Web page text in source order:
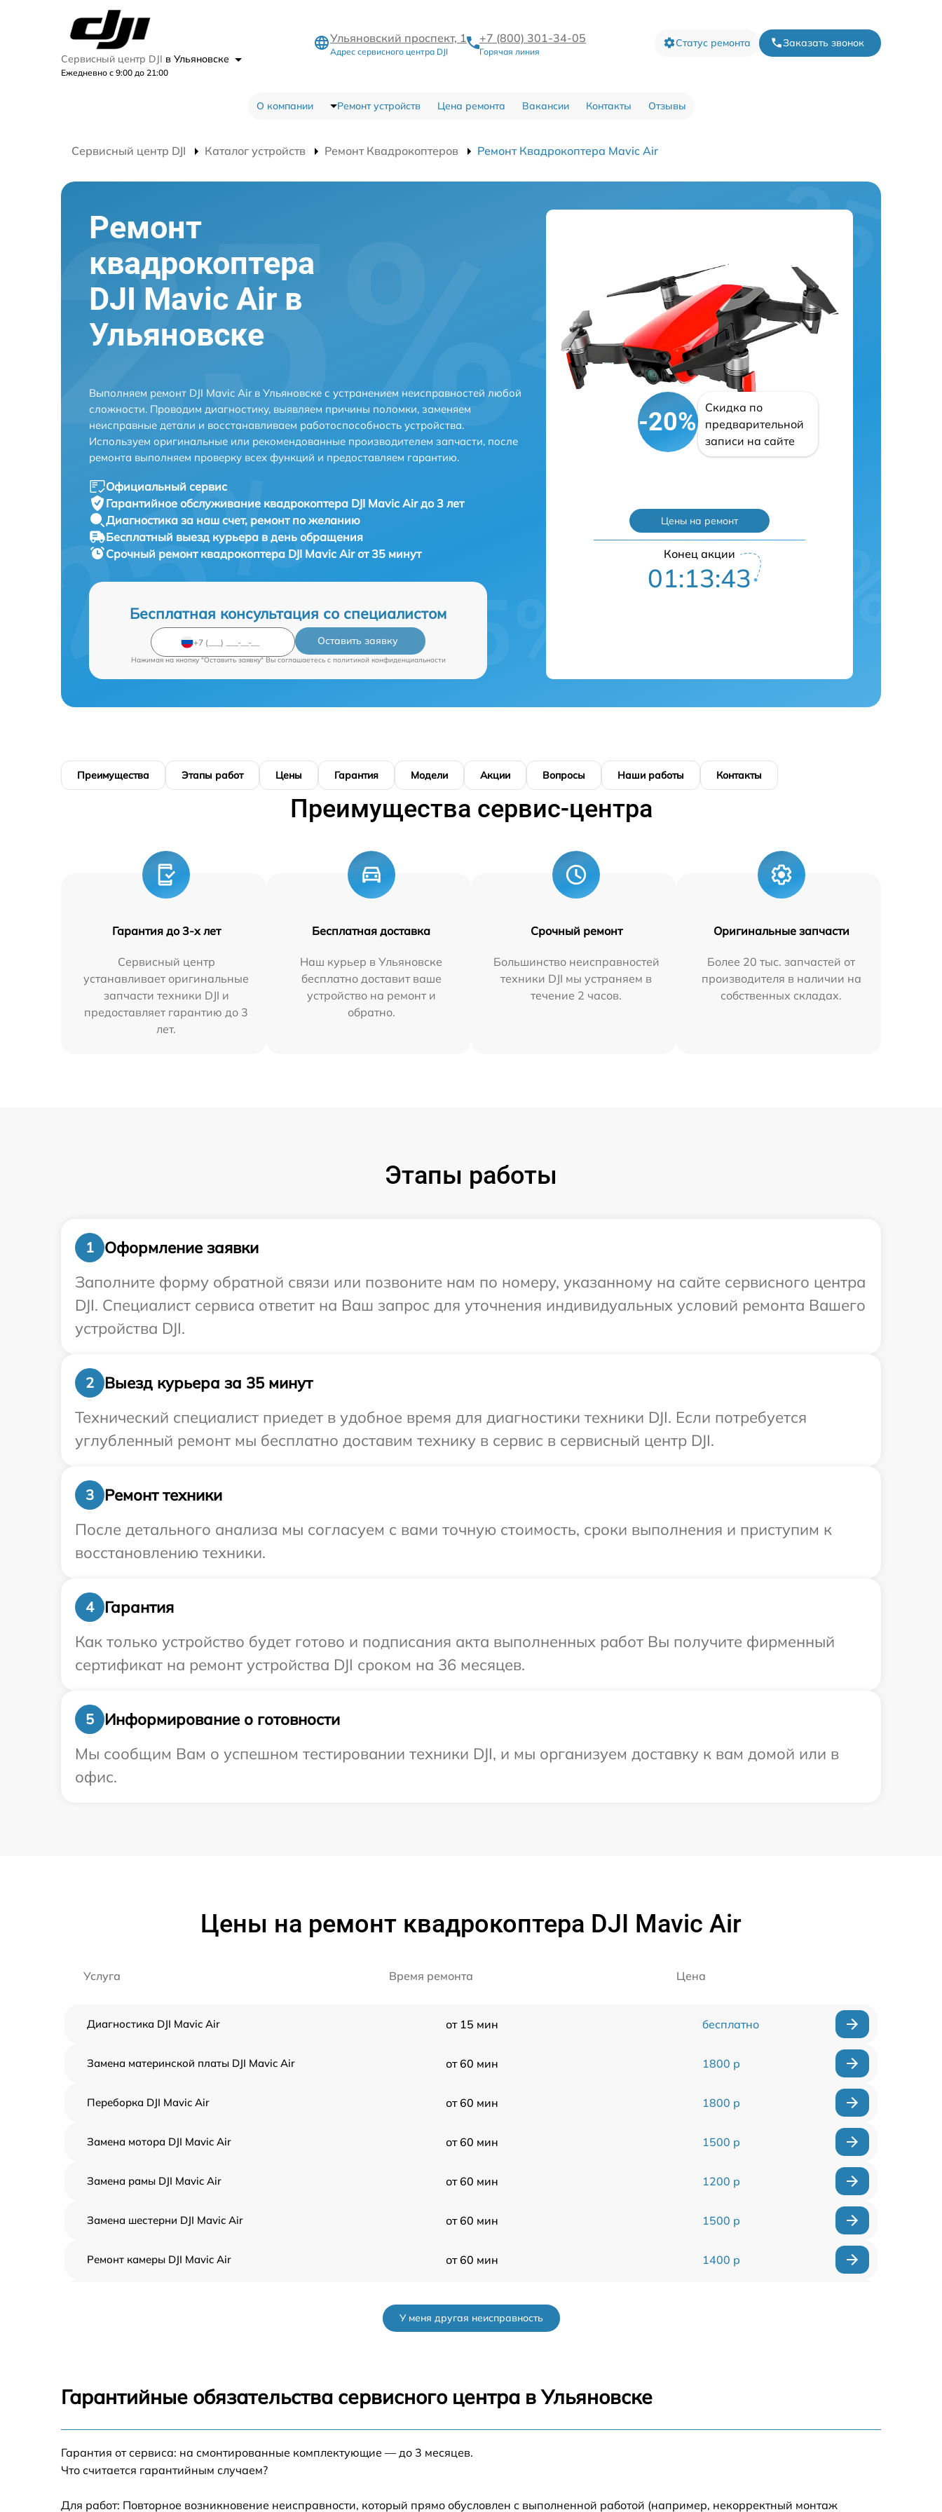
Сервисный центр DJI в Ульяновске
Ежедневно с 9:00 до 21:00
Ульяновский проспект, 1
Адрес сервисного центра DJI
+7 (800) 301-34-05
Горячая линия
Статус ремонта Заказать звонок
О компании Ремонт устройств Цена ремонта Вакансии Контакты Отзывы
Сервисный центр DJI Каталог устройств Ремонт Квадрокоптеров Ремонт Квадрокоптера Mavic Air
Ремонт
квадрокоптера
DJI Mavic Air в
Ульяновске
Выполняем ремонт DJI Mavic Air в Ульяновске с устранением неисправностей любой
сложности. Проводим диагностику, выявляем причины поломки, заменяем
неисправные детали и восстанавливаем работоспособность устройства.
Используем оригинальные или рекомендованные производителем запчасти, после
ремонта выполняем проверку всех функций и предоставляем гарантию.
Официальный сервис
Гарантийное обслуживание квадрокоптера DJI Mavic Air до 3 лет
Диагностика за наш счет, ремонт по желанию
Бесплатный выезд курьера в день обращения
Срочный ремонт квадрокоптера DJI Mavic Air от 35 минут
Бесплатная консультация со специалистом
Оставить заявку
Нажимая на кнопку "Оставить заявку" Вы соглашаетесь c политикой конфиденциальности
-20%
Скидка по
предварительной
записи на сайте
Цены на ремонт
Конец акции
01:13:42
Преимущества Этапы работ Цены Гарантия Модели Акции Вопросы Наши работы Контакты
Преимущества сервис-центра
Гарантия до 3-х лет
Сервисный центр
устанавливает оригинальные
запчасти техники DJI и
предоставляет гарантию до 3
лет.
Бесплатная доставка
Наш курьер в Ульяновске
бесплатно доставит ваше
устройство на ремонт и
обратно.
Срочный ремонт
Большинство неисправностей
техники DJI мы устраняем в
течение 2 часов.
Оригинальные запчасти
Более 20 тыс. запчастей от
производителя в наличии на
собственных складах.
Этапы работы
1
Оформление заявки
Заполните форму обратной связи или позвоните нам по номеру, указанному на сайте сервисного центра
DJI. Специалист сервиса ответит на Ваш запрос для уточнения индивидуальных условий ремонта Вашего
устройства DJI.
2
Выезд курьера за 35 минут
Технический специалист приедет в удобное время для диагностики техники DJI. Если потребуется
углубленный ремонт мы бесплатно доставим технику в сервис в сервисный центр DJI.
3
Ремонт техники
После детального анализа мы согласуем с вами точную стоимость, сроки выполнения и приступим к
восстановлению техники.
4
Гарантия
Как только устройство будет готово и подписания акта выполненных работ Вы получите фирменный
сертификат на ремонт устройства DJI сроком на 36 месяцев.
5
Информирование о готовности
Мы сообщим Вам о успешном тестировании техники DJI, и мы организуем доставку к вам домой или в
офис.
Цены на ремонт квадрокоптера DJI Mavic Air
Услуга Время ремонта Цена
Диагностика DJI Mavic Air от 15 мин бесплатно
Замена материнской платы DJI Mavic Air от 60 мин 1800 р
Переборка DJI Mavic Air от 60 мин 1800 р
Замена мотора DJI Mavic Air от 60 мин 1500 р
Замена рамы DJI Mavic Air от 60 мин 1200 р
Замена шестерни DJI Mavic Air от 60 мин 1500 р
Ремонт камеры DJI Mavic Air от 60 мин 1400 р
Замена GPS-модуля DJI Mavic Air от 60 мин
У меня другая неисправность
Гарантийные обязательства сервисного центра в Ульяновске
Гарантия от сервиса: на смонтированные комплектующие — до 3 месяцев.
Что считается гарантийным случаем?
Для работ: Повторное возникновение неисправности, который прямо обусловлен с выполненной работой (например, некорректный монтаж